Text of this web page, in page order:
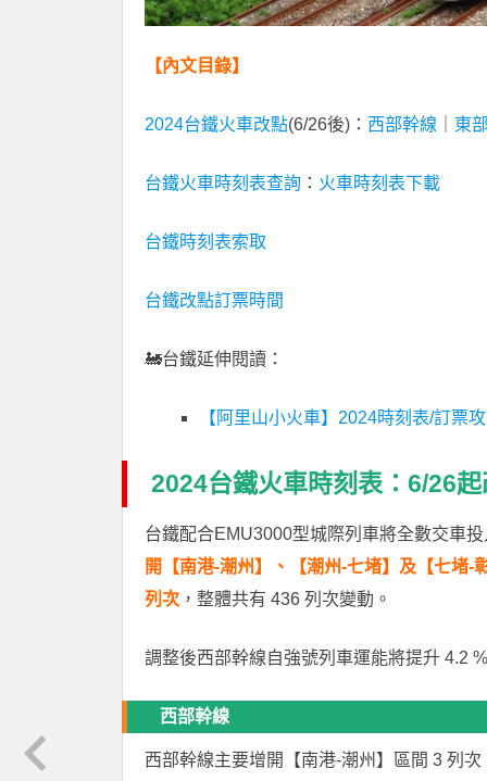
【內文目錄】
2024台鐵火車改點(6/26後)： 西部幹線 東
台鐵火車時刻表查詢 ： 火車時刻表下載
台鐵時刻表索取
台鐵改點訂票時間
🚂台鐵延伸閱讀：
【阿里山小火車】2024時刻表/訂票
2024台鐵火車時刻表：6/26
台鐵配合EMU3000型城際列車將全數交車
開【南港-潮州】、【潮州-七堵】及【七堵-
列次 ，整體共有 436 列次變動。
調整後西部幹線自強號列車運能將提升 4.2
西部幹線
西部幹線主要增開【南港-潮州】區間 3 列